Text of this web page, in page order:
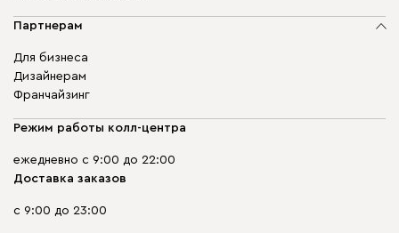
Партнерам
Для бизнеса
Дизайнерам
Франчайзинг
Режим работы колл-центра
ежедневно с 9:00 до 22:00
Доставка заказов
с 9:00 до 23:00